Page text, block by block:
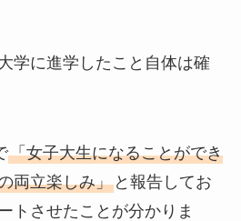
学に進学したこと自体は確
「女子大生になることができ
両立楽しみ」と報告してお
トさせたことが分かりま